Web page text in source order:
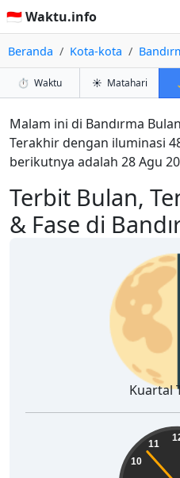
🇮🇩 Waktu.info
Beranda Kota-kota
⏱️ Waktu ☀️ Matahari
Terbit Bulan,
& Fase di
Malam ini di Bandırma
Terakhir dengan iluminasi
berikutnya adalah 28 Agu
Kuartal
10
11